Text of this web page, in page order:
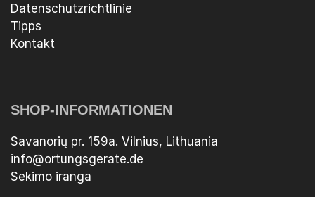
Datenschutzrichtlinie
Tipps
Kontakt
SHOP-INFORMATIONEN
Savanorių pr. 159a. Vilnius, Lithuania
info@ortungsgerate.de
Sekimo iranga